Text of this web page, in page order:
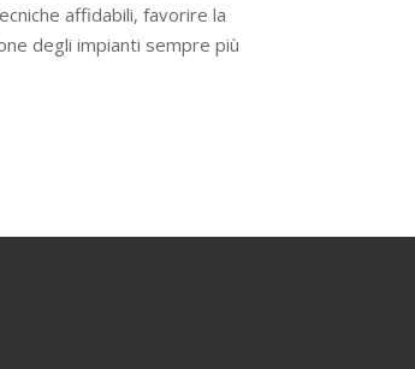
affidabili, favorire la
degli impianti sempre più